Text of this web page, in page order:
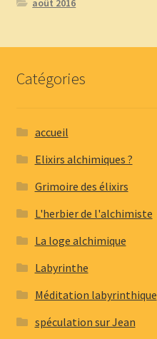
août 2016
Catégories
accueil
Elixirs alchimiques ?
Grimoire des élixirs
L'herbier de l'alchimiste
La loge alchimique
Labyrinthe
Méditation labyrinthique
spéculation sur Jean